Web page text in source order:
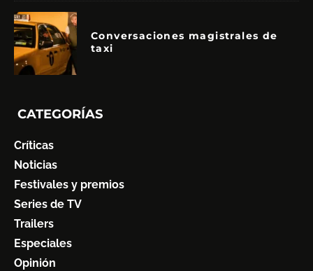
Conversaciones magistrales de
taxi
CATEGORÍAS
Críticas
Noticias
Festivales y premios
Series de TV
Trailers
Especiales
Opinión